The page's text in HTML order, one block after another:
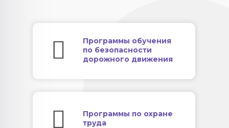
Программы обучения
по безопасности
дорожного движения
Программы по охране
труда